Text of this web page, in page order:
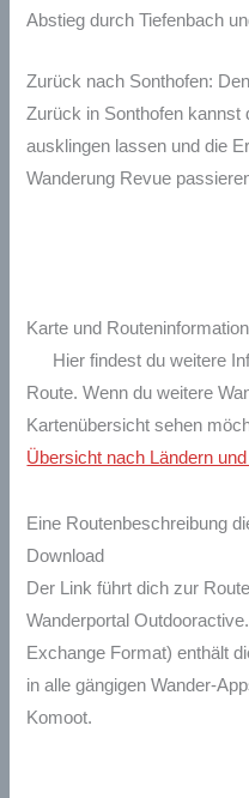
Abstieg durch Tiefenbach
Zurück nach Sonthofen:
Zurück in Sonthofen kannst
ausklingen lassen und die
Wanderung Revue
Karte und Routeninformation
Hier findest du weitere
Route. Wenn du weitere
Kartenübersicht sehen
Übersicht nach Ländern
Eine Routenbeschreibung
Download
Der Link führt dich zur
Wanderportal
Exchange Format) enthält
in alle gängigen Wander-
Komoot.